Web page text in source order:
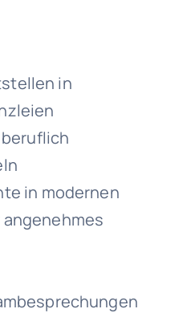
in
in modernen
angenehmes